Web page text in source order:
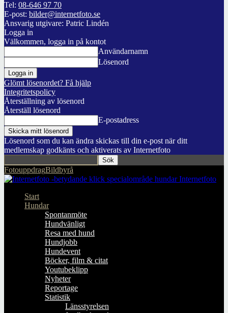
Tel: 08-646 97 70
E-post: bilder@internetfoto.se
Ansvarig utgivare: Patric Lindén
Logga in
Välkommen, logga in på kontot
Användarnamn
Lösenord
Glömt lösenordet? Få hjälp
Integritetspolicy
Återställning av lösenord
Återställ lösenord
E-postadress
Lösenord som du kan ändra skickas till din e-post när ditt
medlemskap godkänts och aktiverats av Internetfoto
FotouppdragBildbyrå
Internetfoto
Start
Hundar
Spontanmöte
Hundvänligt
Resa med hund
Hundjobb
Hundevent
Böcker, film & citat
Youtubeklipp
Nyheter
Reportage
Statistik
Länsstyrelsen